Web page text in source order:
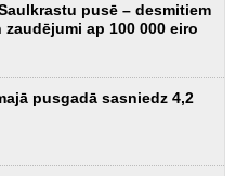
pusē – desmitiem
ap 100 000 eiro
pusgadā sasniedz 4,2